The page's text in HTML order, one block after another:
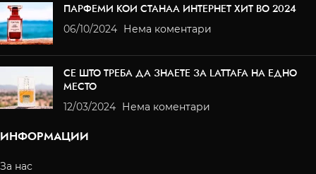
ПАРФЕМИ КОИ СТАНАА ИНТЕРНЕТ ХИТ ВО 2024
06/10/2024 Нема коментари
СЕ ШТО ТРЕБА ДА ЗНАЕТЕ ЗА LATTAFA НА ЕДНО
МЕСТО
12/03/2024 Нема коментари
ИНФОРМАЦИИ
За нас